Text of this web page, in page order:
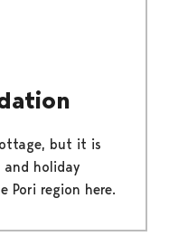
but it is
and holiday
Pori region here.